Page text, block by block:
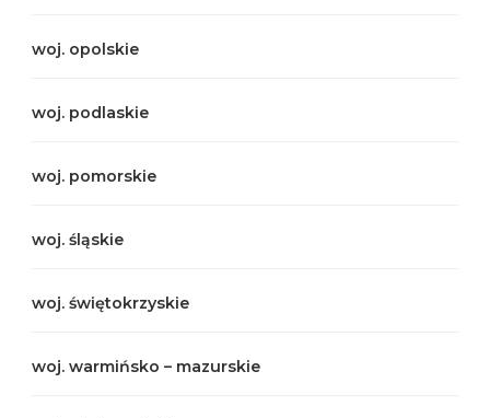
woj. opolskie
woj. podlaskie
woj. pomorskie
woj. śląskie
woj. świętokrzyskie
woj. warmińsko – mazurskie